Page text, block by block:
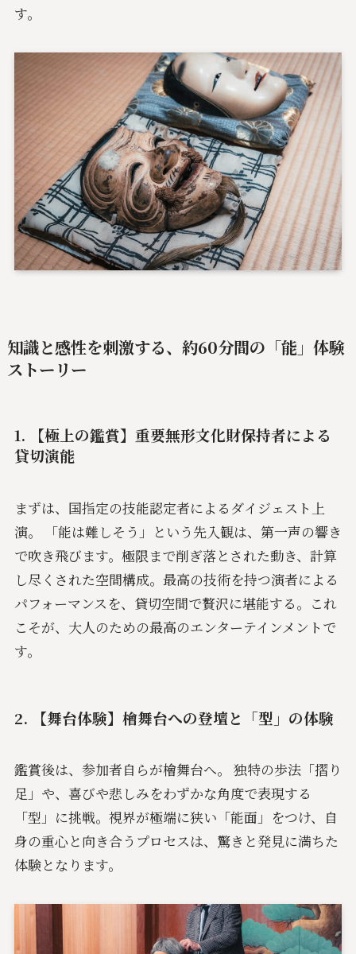
す。
知識と感性を刺激する、約60分間の「能」体験
ストーリー
1. 【極上の鑑賞】重要無形文化財保持者による
貸切演能
まずは、国指定の技能認定者によるダイジェスト上
演。 「能は難しそう」という先入観は、第一声の響き
で吹き飛びます。極限まで削ぎ落とされた動き、計算
し尽くされた空間構成。最高の技術を持つ演者による
パフォーマンスを、貸切空間で贅沢に堪能する。これ
こそが、大人のための最高のエンターテインメントで
す。
2. 【舞台体験】檜舞台への登壇と「型」の体験
鑑賞後は、参加者自らが檜舞台へ。 独特の歩法「摺り
足」や、喜びや悲しみをわずかな角度で表現する
「型」に挑戦。視界が極端に狭い「能面」をつけ、自
身の重心と向き合うプロセスは、驚きと発見に満ちた
体験となります。